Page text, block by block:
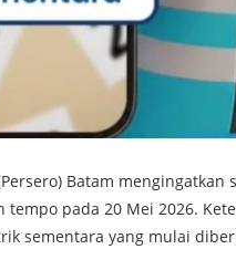
Batam
pada 20 Mei 2026.
sementara yang mulai